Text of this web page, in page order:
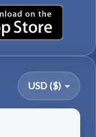
USD ($)